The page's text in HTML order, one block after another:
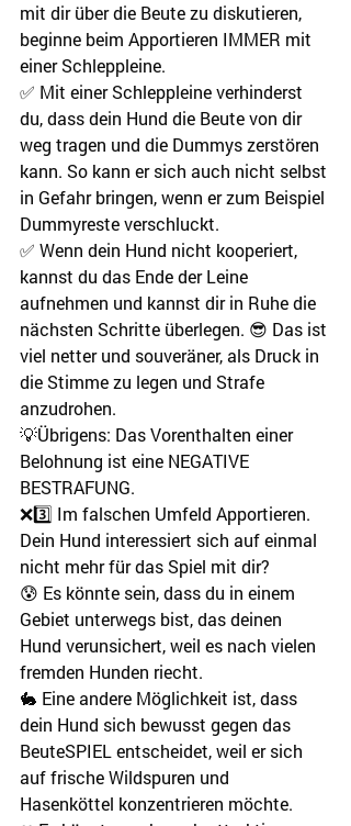
mit dir über die Beute zu diskutieren,
beginne beim Apportieren IMMER mit
einer Schleppleine.
✅ Mit einer Schleppleine verhinderst
du, dass dein Hund die Beute von dir
weg tragen und die Dummys zerstören
kann. So kann er sich auch nicht selbst
in Gefahr bringen, wenn er zum Beispiel
Dummyreste verschluckt.
✅ Wenn dein Hund nicht kooperiert,
kannst du das Ende der Leine
aufnehmen und kannst dir in Ruhe die
nächsten Schritte überlegen. 😎 Das ist
viel netter und souveräner, als Druck in
die Stimme zu legen und Strafe
anzudrohen.
💡Übrigens: Das Vorenthalten einer
Belohnung ist eine NEGATIVE
BESTRAFUNG.
❌3️⃣ Im falschen Umfeld Apportieren.
Dein Hund interessiert sich auf einmal
nicht mehr für das Spiel mit dir?
😰 Es könnte sein, dass du in einem
Gebiet unterwegs bist, das deinen
Hund verunsichert, weil es nach vielen
fremden Hunden riecht.
🐇 Eine andere Möglichkeit ist, dass
dein Hund sich bewusst gegen das
BeuteSPIEL entscheidet, weil er sich
auf frische Wildspuren und
Hasenköttel konzentrieren möchte.